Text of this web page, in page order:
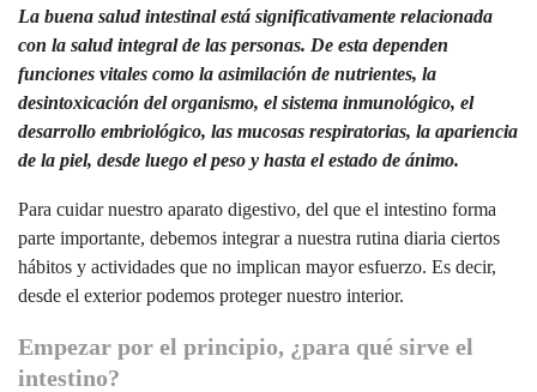
La buena salud intestinal está significativamente relacionada
con la salud integral de las personas. De esta dependen
funciones vitales como la asimilación de nutrientes, la
desintoxicación del organismo, el sistema inmunológico, el
desarrollo embriológico, las mucosas respiratorias, la apariencia
de la piel, desde luego el peso y hasta el estado de ánimo.
Para cuidar nuestro aparato digestivo, del que el intestino forma
parte importante, debemos integrar a nuestra rutina diaria ciertos
hábitos y actividades que no implican mayor esfuerzo. Es decir,
desde el exterior podemos proteger nuestro interior.
Empezar por el principio, ¿para qué sirve el
intestino?